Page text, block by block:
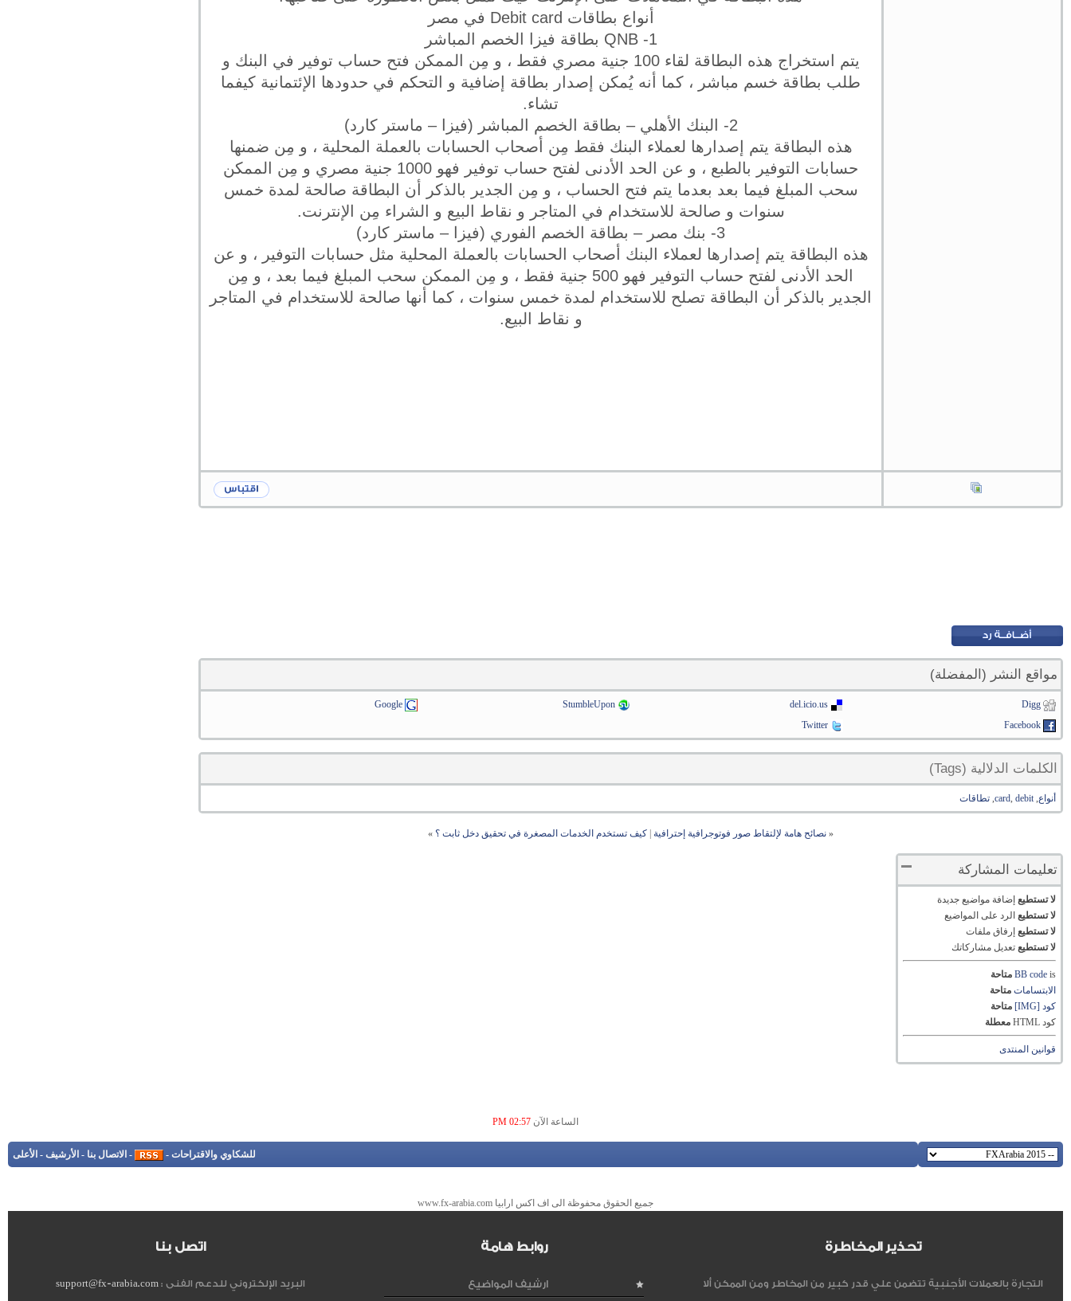
أنواع بطاقات Debit card في مصر
1- QNB بطاقة فيزا الخصم المباشر
يتم استخراج هذه البطاقة لقاء 100 جنية مصري فقط ، و مِن الممكن فتح حساب توفير في البنك و
طلب بطاقة خسم مباشر ، كما أنه يُمكن إصدار بطاقة إضافية و التحكم في حدودها الإئتمانية كيفما
تشاء.
2- البنك الأهلي – بطاقة الخصم المباشر (فيزا – ماستر كارد)
هذه البطاقة يتم إصدارها لعملاء البنك فقط مِن أصحاب الحسابات بالعملة المحلية ، و مِن ضمنها
حسابات التوفير بالطبع ، و عن الحد الأدنى لفتح حساب توفير فهو 1000 جنية مصري و مِن الممكن
سحب المبلغ فيما بعد بعدما يتم فتح الحساب ، و مِن الجدير بالذكر أن البطاقة صالحة لمدة خمس
سنوات و صالحة للاستخدام في المتاجر و نقاط البيع و الشراء مِن الإنترنت.
3- بنك مصر – بطاقة الخصم الفوري (فيزا – ماستر كارد)
هذه البطاقة يتم إصدارها لعملاء البنك أصحاب الحسابات بالعملة المحلية مثل حسابات التوفير ، و عن
الحد الأدنى لفتح حساب التوفير فهو 500 جنية فقط ، و مِن الممكن سحب المبلغ فيما بعد ، و مِن
الجدير بالذكر أن البطاقة تصلح للاستخدام لمدة خمس سنوات ، كما أنها صالحة للاستخدام في المتاجر
و نقاط البيع.
مواقع النشر (المفضلة)
Digg
del.icio.us
StumbleUpon
Google
Facebook
Twitter
الكلمات الدلالية (Tags)
أنواع,
card, debit
,تطاقات
« نصائح هامة لإلتقاط صور فوتوجرافية إحترافية |كيف تستخدم الخدمات المصغرة في تحقيق دخل ثابت ؟ »
تعليمات المشاركة
لا تستطيع إضافة مواضيع جديدة
لا تستطيع الرد على المواضيع
لا تستطيع إرفاق ملفات
لا تستطيع تعديل مشاركاتك
BB codeis
متاحة
الابتسامات متاحة
كود [IMG]
متاحة
كود HTML
معطلة
قوانين المنتدى
الساعة الآن 02:57 PM
للشكاوي والاقتراحات -
- الاتصال بنا - الأرشيف - الأعلى
جميع الحقوق محفوظة الى اف اكس ارابيا www.fx-arabia.com
تحذير المخاطرة
التجارة بالعملات الأجنبية تتضمن علي قدر كبير من المخاطر ومن الممكن ألا
روابط هامة
ارشيف المواضيع
اتصل بنا
البريد الإلكتروني للدعم الفنى :support@fx-arabia.com